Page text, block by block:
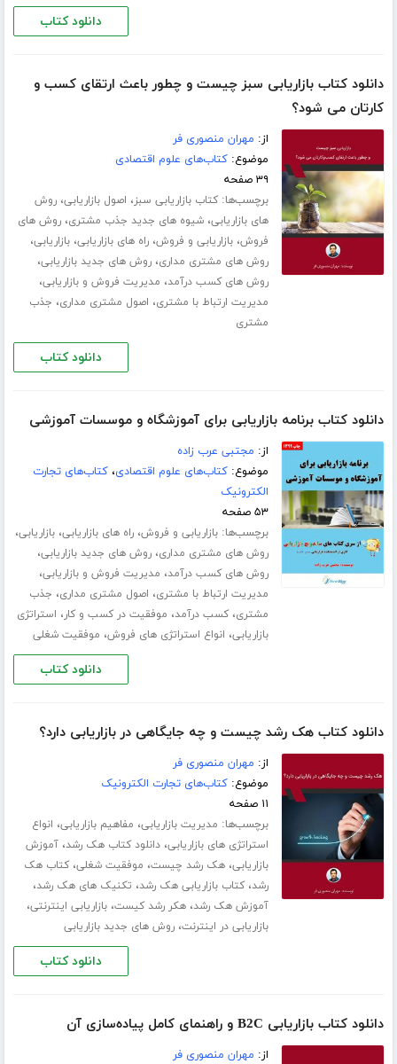
دانلود کتاب
دانلود کتاب بازاریابی سبز چیست و چطور باعث ارتقای کسب و‌
کارتان می شود؟
از: مهران منصوری فر
موضوع:کتاب‌های علوم اقتصادی
۳۹ صفحه
برچسب‌ها:کتاب بازاریابی سبز، اصول بازاریابی،روش
های بازاریابی،شیوه های جدید جذب مشتری،روش های
فروش،بازاریابی و فروش،راه های بازاریابی،بازاریابی،
روش های مشتری مداری،روش های جدید بازاریابی،
روش های کسب درآمد، مدیریت فروش و بازاریابی،
مدیریت ارتباط با مشتری، اصول مشتری مداری، جذب
مشتری
دانلود کتاب
دانلود کتاب برنامه بازاریابی برای آموزشگاه و موسسات آموزشی
از: مجتبی عرب زاده
موضوع:کتاب‌های علوم اقتصادی،کتاب‌های تجارت
الکترونیک
۵۳ صفحه
برچسب‌ها:بازاریابی و فروش،راه های بازاریابی،بازاریابی،
روش های مشتری مداری،روش های جدید بازاریابی،
روش های کسب درآمد، مدیریت فروش و بازاریابی،
مدیریت ارتباط با مشتری، اصول مشتری مداری، جذب
مشتری،کسب درآمد، موفقیت در کسب و کار، استراتژی
بازاریابی، انواع استراتژی های فروش، موفقیت شغلی
دانلود کتاب
دانلود کتاب هک رشد چیست و چه جایگاهی در بازاریابی دارد؟
از: مهران منصوری فر
موضوع:کتاب‌های تجارت الکترونیک
۱۱ صفحه
برچسب‌ها: مدیریت بازاریابی، مفاهیم بازاریابی، انواع
استراتژی های بازاریابی،دانلود کتاب هک رشد،آموزش
بازاریابی،هک رشد چیست، موفقیت شغلی،کتاب هک
رشد،کتاب بازاریابی هک رشد، تکنیک های هک رشد،
آموزش هک رشد،هکر رشد کیست،بازاریابی اینترنتی،
بازاریابی در اینترنت،روش های جدید بازاریابی
دانلود کتاب
دانلود کتاب بازاریابی B2C و راهنمای کامل پیاده‌سازی آن
از: مهران منصوری فر